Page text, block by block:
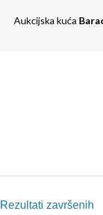
Aukcijska kuća
Rezultati završenih